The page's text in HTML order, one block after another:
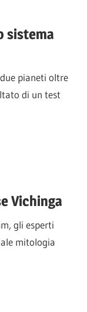
sistema
pianeti oltre
di un test
Vichinga
gli esperti
mitologia